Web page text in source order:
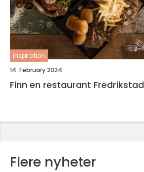
inspiration
14. February 2024
Finn en restaurant Fredrikstad
Flere nyheter